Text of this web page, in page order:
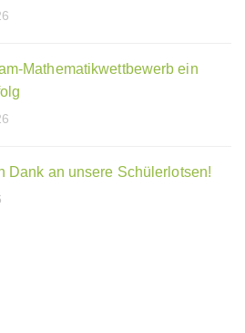
Mathematikwettbewerb ein
Dank an unsere Schülerlotsen!